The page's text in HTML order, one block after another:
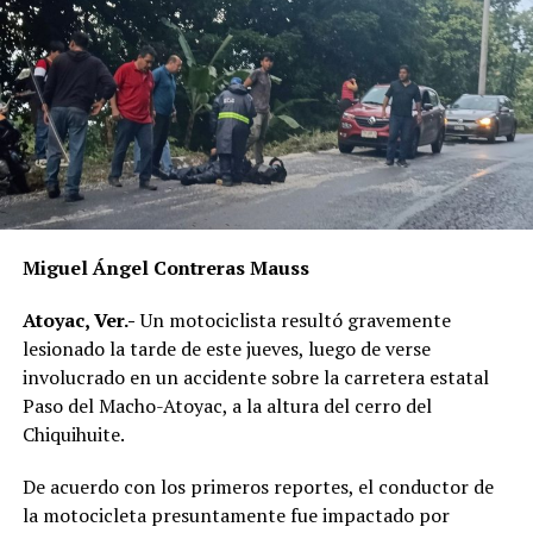
Familiares, vecinos y colectivos exigen justicia. Piden que
su muerte no sea una más en la estadística, que el dolor
de su madre, de sus hermanos y de toda una comunidad
no se diluya con el tiempo ni con el silencio de las
autoridades.
Miguel Ángel Contreras Mauss
Atoyac, Ver.-Un motociclista resultó gravemente
lesionado la tarde de este jueves, luego de verse
involucrado en un accidente sobre la carretera estatal
Paso del Macho-Atoyac, a la altura del cerro del
Chiquihuite.
De acuerdo con los primeros reportes, el conductor de
la motocicleta presuntamente fue impactado por